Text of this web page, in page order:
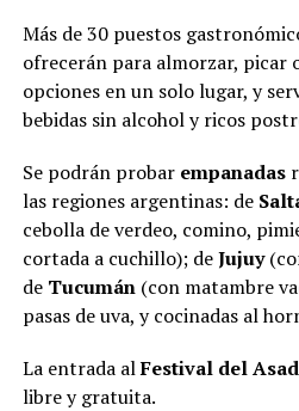
Más de 30 puestos
ofrecerán para almorzar, picar
opciones en un solo lugar, y
bebidas sin alcohol y ricos
Se podrán probar empanadas
las regiones argentinas: de
cebolla de verdeo, comino,
cortada a cuchillo); deJujuy
de Tucumán(con matambre
pasas de uva, y cocinadas al
La entrada alFestival del
libre y gratuita.